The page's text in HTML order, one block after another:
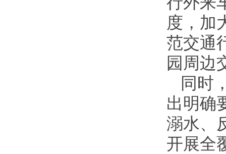
度，加
范交通
园周边
同时
出明确
溺水、
开展全